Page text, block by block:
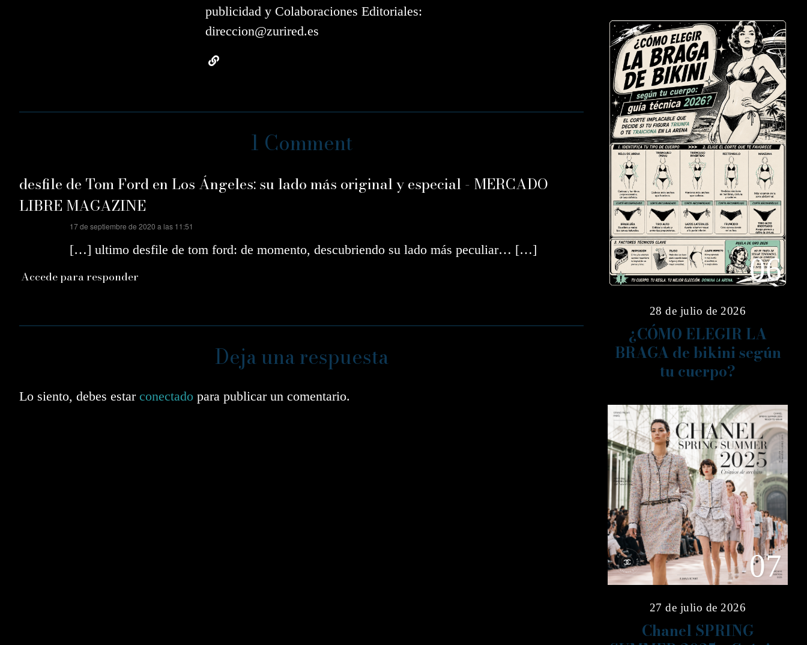
publicidad y Colaboraciones Editoriales:
direccion@zurired.es
1 Comment
desfile de Tom Ford en Los Ángeles: su lado más original y especial - MERCADO
LIBRE MAGAZINE
17 de septiembre de 2020 a las 11:51
[…] ultimo desfile de tom ford: de momento, descubriendo su lado más peculiar… […]
Accede para responder
Deja una respuesta
Lo siento, debes estar conectado para publicar un comentario.
06
28 de julio de 2026
¿CÓMO ELEGIR LA
BRAGA de bikini según
tu cuerpo?
07
27 de julio de 2026
Chanel SPRING